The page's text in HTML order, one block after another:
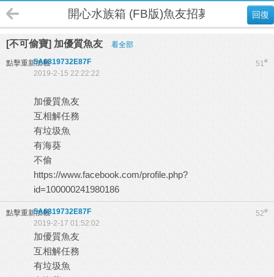
回復
開心水族箱 (FB版)魚友招募
[不可偷寶] 加優質魚友 看全部
點擊重新加載 51#
5A6819732E87F
2019-2-15 22:22:22
加優質魚友
互相解任務
有垃圾魚
有海葵
不偷
https://www.facebook.com/profile.php?
id=100000241980186
點擊重新加載 52#
5A6819732E87F
2019-2-17 01:52:02
加優質魚友
互相解任務
有垃圾魚